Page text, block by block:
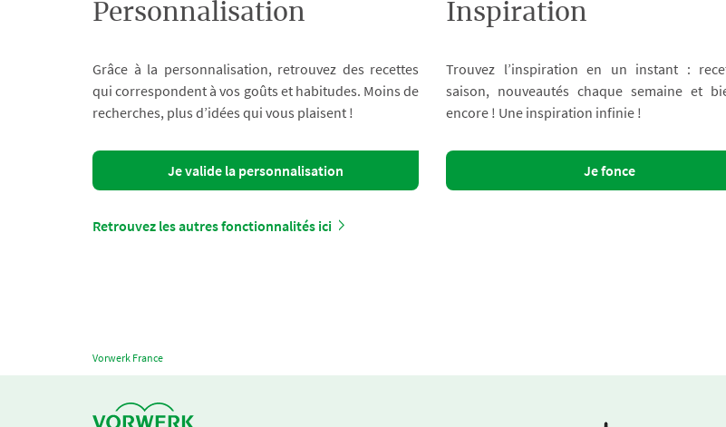
Personnalisation
Grâce à la personnalisation, retrouvez des recettes
qui correspondent à vos goûts et habitudes. Moins de
recherches, plus d’idées qui vous plaisent !
Je valide la personnalisation
Inspiration
Trouvez l’inspiration en un instant :
saison, nouveautés chaque semaine et
encore ! Une inspiration infinie !
Je fonce
Retrouvez les autres fonctionnalités ici
Vorwerk France